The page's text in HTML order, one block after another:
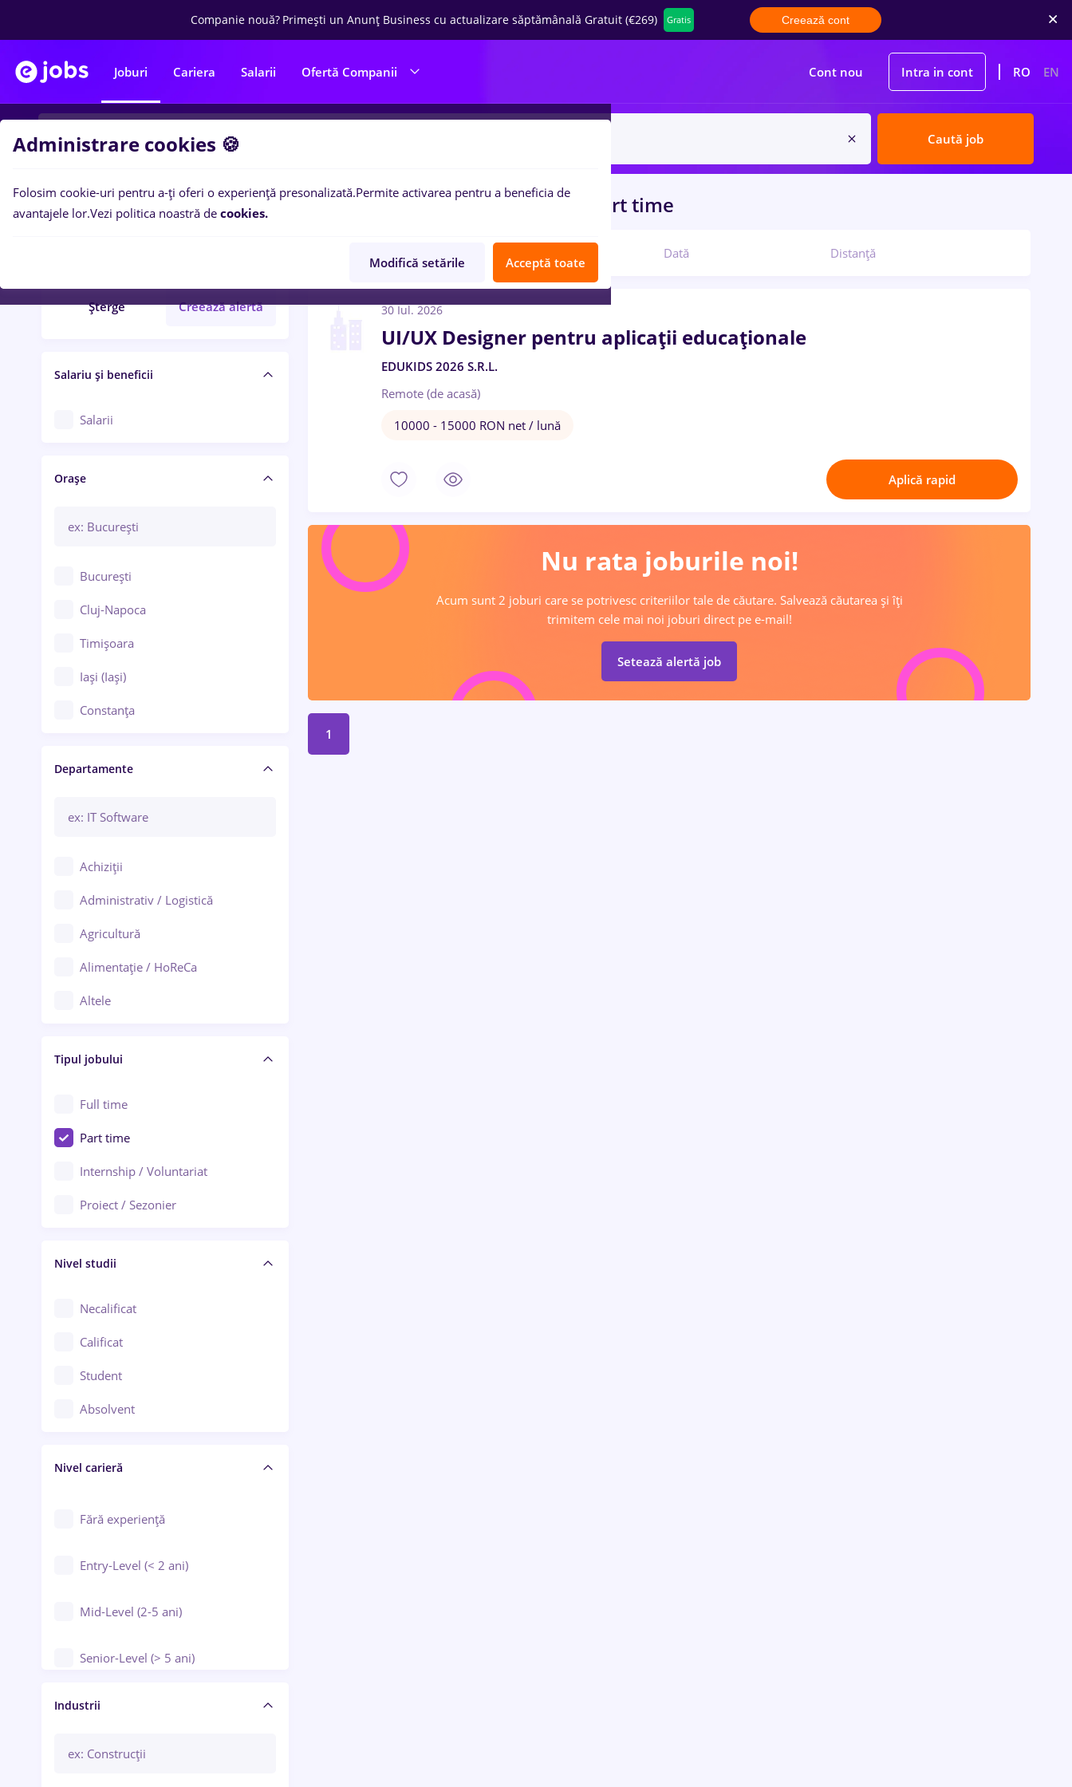
Companie nouă? Primești un Anunț Business cu actualizare săptămânală Gratuit (€269) Gratis Creează cont
Joburi Cariera Salarii Ofertă Companii Cont nou Intra in cont RO EN
Caută job
Filtre
Șterge Creează alertă
Salariu și beneficii
Salarii
Orașe
București
Cluj-Napoca
Timișoara
Iași (Iași)
Constanța
Brașov
Bacău
Galați (Galați)
Ploiești
Arad
Baia Mare
Bârlad
Bistrița (Bistrița-Năsăud)
Departamente
Achiziții
Administrativ / Logistică
Agricultură
Alimentație / HoReCa
Altele
Asigurări
Au pair / Babysitter / Curățenie
Audit / Consultanță
Auto / Echipamente
Automatizări
Cercetare - dezvoltare
Chimie / Biochimie
Confecții / Design vestimentar
Construcții / Instalații
Controlul calității
Educație / Training / Arte
Tipul jobului
Full time
Part time
Internship / Voluntariat
Proiect / Sezonier
Nivel studii
Necalificat
Calificat
Student
Absolvent
Nivel carieră
Fără experiență
Entry-Level (< 2 ani)
Mid-Level (2-5 ani)
Senior-Level (> 5 ani)
Manager / Executiv
Industrii
2locuri de muncadesigner 3d, Part time
Dată Distanță
30 Iul. 2026
UI/UX Designer pentru aplicații educaționale
EDUKIDS 2026 S.R.L.
Remote (de acasă)
10000 - 15000 RON net / lună
Aplică rapid
Nu rata joburile noi!
Acum sunt 2 joburi care se potrivesc criteriilor tale de căutare. Salvează căutarea și îți
trimitem cele mai noi joburi direct pe e-mail!
Setează alertă job
1
Administrare cookies 🍪
Folosim cookie-uri pentru a-ți oferi o experiență presonalizată.Permite activarea pentru a beneficia de
avantajele lor.Vezi politica noastră de cookies.
Modifică setările Acceptă toate